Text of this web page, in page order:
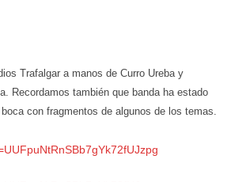
Trafalgar a manos de Curro Ureba y
Recordamos también que banda ha estado
con fragmentos de algunos de los temas.